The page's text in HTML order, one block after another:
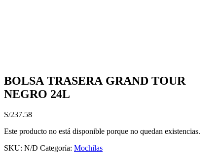
BOLSA TRASERA GRAND TOUR
NEGRO 24L
S/237.58
Este producto no está disponible porque no quedan existencias.
SKU: N/D Categoría: Mochilas